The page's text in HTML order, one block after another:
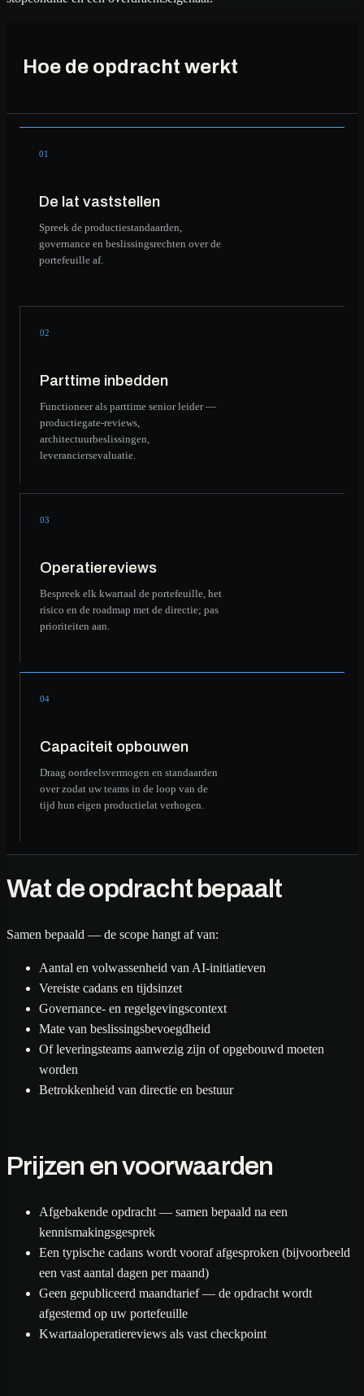
Hoe de opdracht werkt
01
De lat vaststellen
Spreek de productiestandaarden,
governance en beslissingsrechten over de
portefeuille af.
02
Parttime inbedden
Functioneer als parttime senior leider —
productiegate-reviews,
architectuurbeslissingen,
leveranciersevaluatie.
03
Operatiereviews
Bespreek elk kwartaal de portefeuille, het
risico en de roadmap met de directie; pas
prioriteiten aan.
04
Capaciteit opbouwen
Draag oordeelsvermogen en standaarden
over zodat uw teams in de loop van de
tijd hun eigen productielat verhogen.
Wat de opdracht bepaalt
Samen bepaald — de scope hangt af van:
Aantal en volwassenheid van AI-initiatieven
Vereiste cadans en tijdsinzet
Governance- en regelgevingscontext
Mate van beslissingsbevoegdheid
Of leveringsteams aanwezig zijn of opgebouwd moeten
worden
Betrokkenheid van directie en bestuur
Prijzen en voorwaarden
Afgebakende opdracht — samen bepaald na een
kennismakingsgesprek
Een typische cadans wordt vooraf afgesproken (bijvoorbeeld
een vast aantal dagen per maand)
Geen gepubliceerd maandtarief — de opdracht wordt
afgestemd op uw portefeuille
Kwartaaloperatiereviews als vast checkpoint